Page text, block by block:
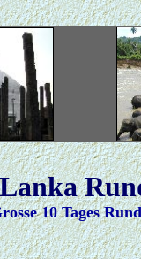
10 Tages